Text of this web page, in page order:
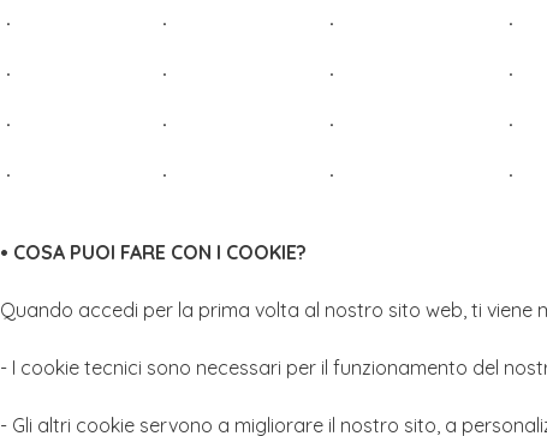
· · · ·
· · · ·
· · · ·
· · · ·
• COSA PUOI FARE CON I COOKIE?
Quando accedi per la prima volta al nostro sito web, ti
- I cookie tecnici sono necessari per il funzionamento del
- Gli altri cookie servono a migliorare il nostro sito, a